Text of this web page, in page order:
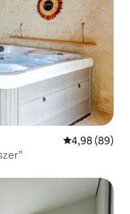
Átlagos
4,98 (89)